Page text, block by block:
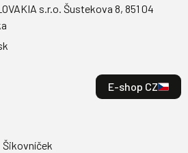
s.r.o. Šustekova 8, 851 04
E-shop CZ
Šikovníček